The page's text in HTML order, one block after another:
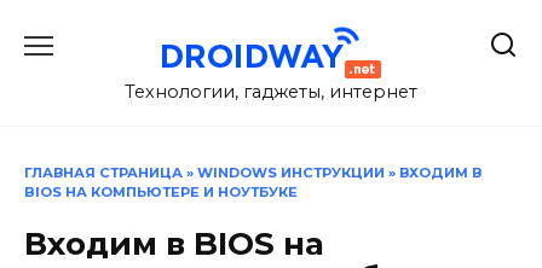
Технологии, гаджеты, интернет
ГЛАВНАЯ СТРАНИЦА » WINDOWS ИНСТРУКЦИИ » ВХОДИМ В
BIOS НА КОМПЬЮТЕРЕ И НОУТБУКЕ
Входим в BIOS на